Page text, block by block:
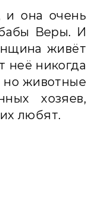
и она очень
Веры. И
живёт
неё никогда
но животные
хозяев,
любят.